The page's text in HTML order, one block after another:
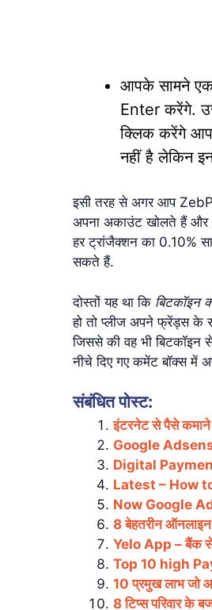
आपके सामने एक
Enter करेंगे.
क्लिक करेंगे
नहीं है लेकिन
इसी तरह से अगर आप
अपना अकाउंट खोलते हैं और
हर ट्रांजैक्शन का 0.10%
सकते हैं.
दोस्तों यह था कि बिटकॉइन
हो तो प्लीज अपने फ्रेंड्स
जिससे की वह भी बिटकॉइन
नीचे दिए गए कमेंट बॉक्स में
संबंधित पोस्ट:
इंटरनेट से पैसे
Google
Digital
Latest – How
Now Google
8 बेहतरीन
Yelo App – बैंक से
Top 10 high
10 प्रमुख लाभ जो
8 टिप्स परिवार के